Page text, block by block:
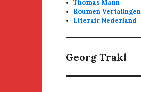
Thomas Mann
Roumen Vertalingen
Literair Nederland
Georg Trakl